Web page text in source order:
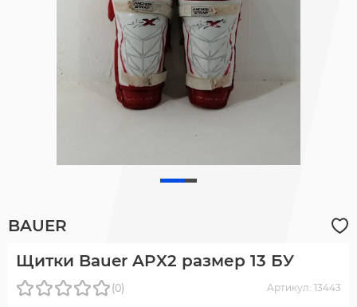
BAUER
Щитки Bauer APX2 размер 13 БУ
(0) Артикул: 13443